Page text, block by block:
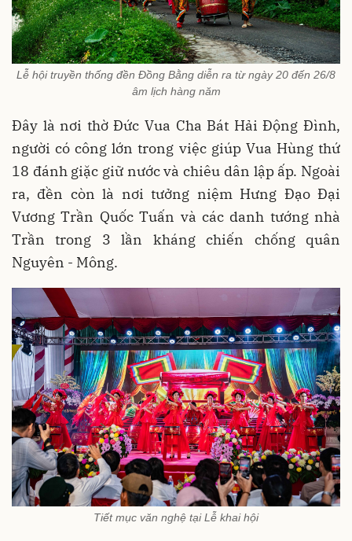
Lễ hội truyền thống đền Đồng Bằng diễn ra từ ngày 20 đến 26/8
âm lịch hàng năm
Đây là nơi thờ Đức Vua Cha Bát Hải Động Đình,
người có công lớn trong việc giúp Vua Hùng thứ
18 đánh giặc giữ nước và chiêu dân lập ấp. Ngoài
ra, đền còn là nơi tưởng niệm Hưng Đạo Đại
Vương Trần Quốc Tuấn và các danh tướng nhà
Trần trong 3 lần kháng chiến chống quân
Nguyên - Mông.
Tiết mục văn nghệ tại Lễ khai hội